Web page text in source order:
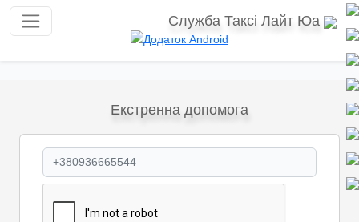
Служба Таксі Лайт Юа
Екстренна допомога